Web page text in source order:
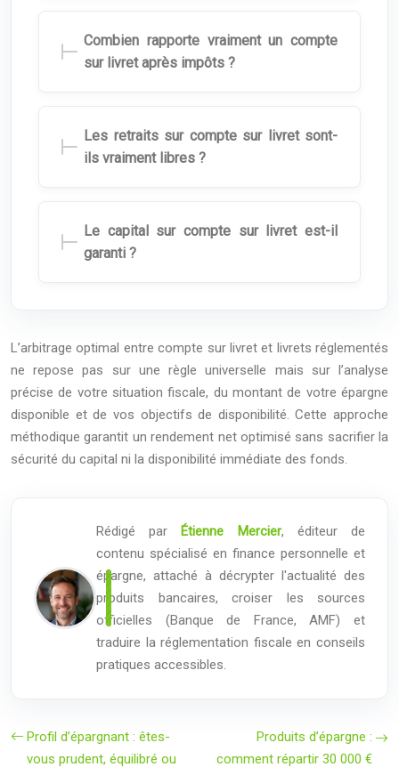
Combien rapporte vraiment un compte
sur livret après impôts ?
Les retraits sur compte sur livret sont-
ils vraiment libres ?
Le capital sur compte sur livret est-il
garanti ?
L’arbitrage optimal entre compte sur livret et livrets réglementés
ne repose pas sur une règle universelle mais sur l’analyse
précise de votre situation fiscale, du montant de votre épargne
disponible et de vos objectifs de disponibilité. Cette approche
méthodique garantit un rendement net optimisé sans sacrifier la
sécurité du capital ni la disponibilité immédiate des fonds.
Rédigé par Étienne Mercier, éditeur de
contenu spécialisé en finance personnelle et
épargne, attaché à décrypter l'actualité des
produits bancaires, croiser les sources
officielles (Banque de France, AMF) et
traduire la réglementation fiscale en conseils
pratiques accessibles.
Profil d’épargnant : êtes-
vous prudent, équilibré ou
Produits d’épargne :
comment répartir 30 000 €